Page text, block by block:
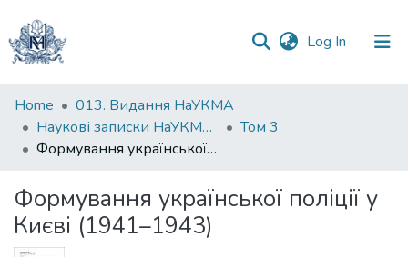
Log In (current)
Communities
&
Collections
Statistics
Home
013. Видання НаУКМА
Наукові записки НаУКМА. Історичні науки
Том 3
Формування української поліції у Києві (1941–1943)
Формування української поліції у
Києві (1941–1943)